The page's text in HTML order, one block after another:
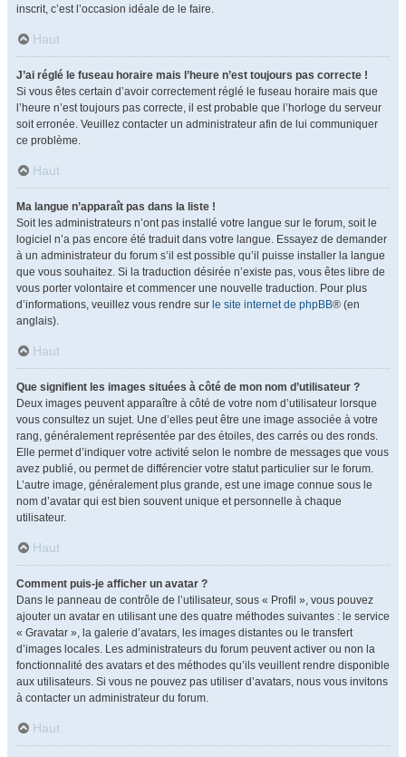
inscrit, c’est l’occasion idéale de le faire.
Haut
J’ai réglé le fuseau horaire mais l’heure n’est toujours pas correcte !
Si vous êtes certain d’avoir correctement réglé le fuseau horaire mais que
l’heure n’est toujours pas correcte, il est probable que l’horloge du serveur
soit erronée. Veuillez contacter un administrateur afin de lui communiquer
ce problème.
Haut
Ma langue n’apparaît pas dans la liste !
Soit les administrateurs n’ont pas installé votre langue sur le forum, soit le
logiciel n’a pas encore été traduit dans votre langue. Essayez de demander
à un administrateur du forum s’il est possible qu’il puisse installer la langue
que vous souhaitez. Si la traduction désirée n’existe pas, vous êtes libre de
vous porter volontaire et commencer une nouvelle traduction. Pour plus
d’informations, veuillez vous rendre sur le site internet de phpBB® (en
anglais).
Haut
Que signifient les images situées à côté de mon nom d’utilisateur ?
Deux images peuvent apparaître à côté de votre nom d’utilisateur lorsque
vous consultez un sujet. Une d’elles peut être une image associée à votre
rang, généralement représentée par des étoiles, des carrés ou des ronds.
Elle permet d’indiquer votre activité selon le nombre de messages que vous
avez publié, ou permet de différencier votre statut particulier sur le forum.
L’autre image, généralement plus grande, est une image connue sous le
nom d’avatar qui est bien souvent unique et personnelle à chaque
utilisateur.
Haut
Comment puis-je afficher un avatar ?
Dans le panneau de contrôle de l’utilisateur, sous « Profil », vous pouvez
ajouter un avatar en utilisant une des quatre méthodes suivantes : le service
« Gravatar », la galerie d’avatars, les images distantes ou le transfert
d’images locales. Les administrateurs du forum peuvent activer ou non la
fonctionnalité des avatars et des méthodes qu’ils veuillent rendre disponible
aux utilisateurs. Si vous ne pouvez pas utiliser d’avatars, nous vous invitons
à contacter un administrateur du forum.
Haut